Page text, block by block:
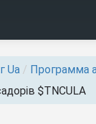
Ua / Программа
$TNCULA